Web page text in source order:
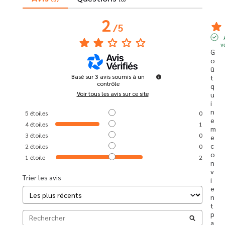
2/5
Basé sur3 avis soumis à un
contrôle
Voir tous les avis sur ce site
5 étoiles
0
4étoiles
1
3 étoiles
0
2 étoiles
0
1 étoile 2
Trier les avis
G
o
û
t
q
u
i
n
e
m
e
c
o
n
v
i
e
n
t
p
a